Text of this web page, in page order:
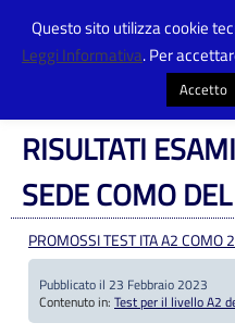
Centro Provinciale Istruzione Adulti
Lingua Italiana-Prefettura>
RISULTATI
SEDE COMO
PROMOSSI TEST ITA A2 COMO
Pubblicato il 23 Febbraio 2023
Contenuto in: Test per il livello A2
Questo sito utilizza cookie
Leggi Informativa. Per
Accetto